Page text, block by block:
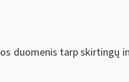
duomenis tarp skirtingų